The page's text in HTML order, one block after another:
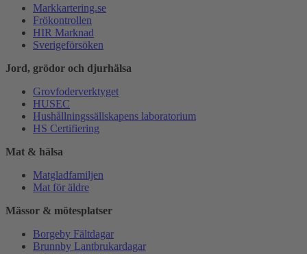
Markkartering.se
Frökontrollen
HIR Marknad
Sverigeförsöken
Jord, grödor och djurhälsa
Grovfoderverktyget
HUSEC
Hushållningssällskapens laboratorium
HS Certifiering
Mat & hälsa
Matgladfamiljen
Mat för äldre
Mässor & mötesplatser
Borgeby Fältdagar
Brunnby Lantbrukardagar